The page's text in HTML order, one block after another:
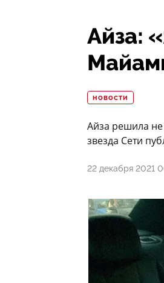
Айза:
НОВОСТИ
Айза решила
звезда Сети
22 декабря 2021